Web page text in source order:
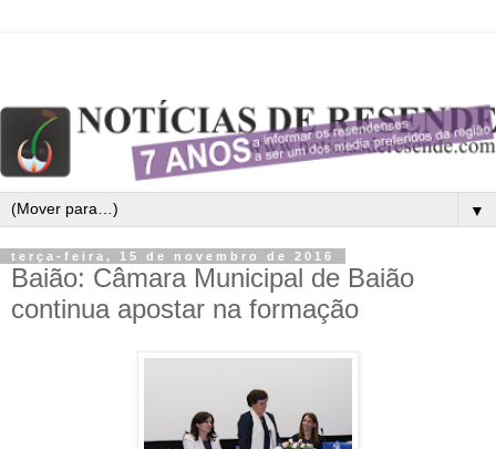
▼
terça-feira, 15 de novembro de 2016
Baião: Câmara Municipal de Baião
continua apostar na formação